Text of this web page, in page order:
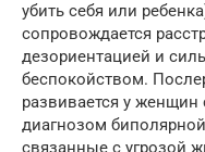
убить себя или
сопровождается
дезориентацией и
беспокойством.
развивается у
диагнозом